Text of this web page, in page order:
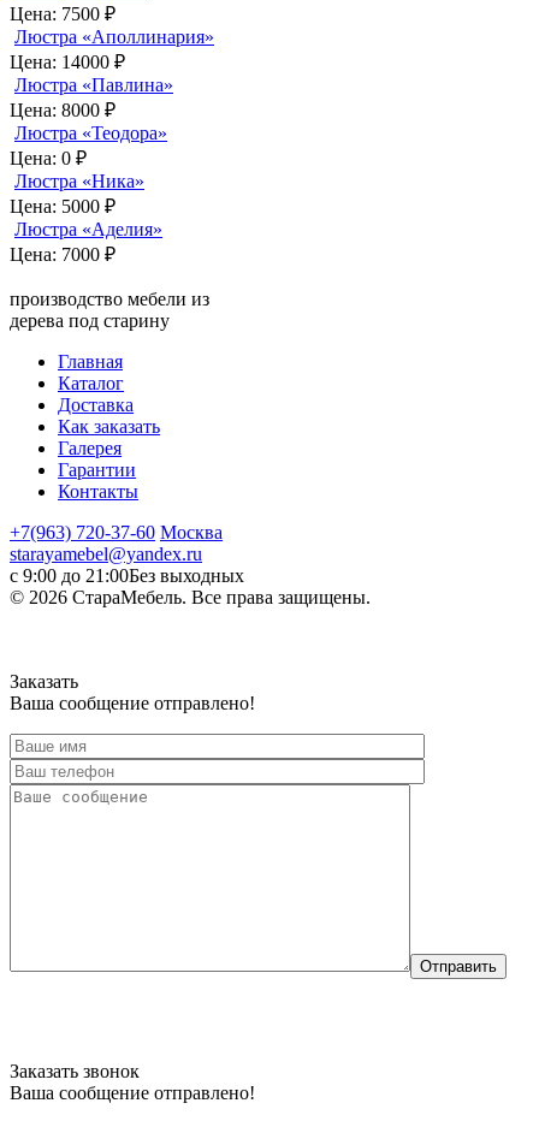
Цена: 7500 ₽
Люстра «Аполлинария»
Цена: 14000 ₽
Люстра «Павлина»
Цена: 8000 ₽
Люстра «Теодора»
Цена: 0 ₽
Люстра «Ника»
Цена: 5000 ₽
Люстра «Аделия»
Цена: 7000 ₽
производство мебели из
дерева под старину
Главная
Каталог
Доставка
Как заказать
Галерея
Гарантии
Контакты
+7(963) 720-37-60 Москва
starayamebel@yandex.ru
с 9:00 до 21:00Без выходных
© 2026 СтараМебель. Все права защищены.
Заказать
Ваша сообщение отправлено!
Отправить
Заказать звонок
Ваша сообщение отправлено!